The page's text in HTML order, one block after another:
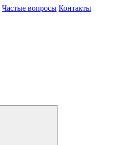
Частые вопросы Контакты